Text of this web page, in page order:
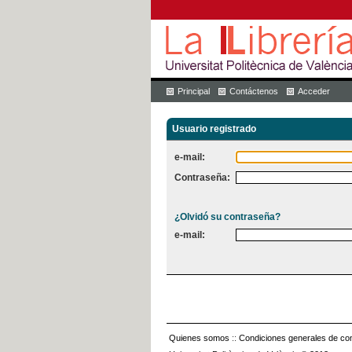
Principal Contáctenos Acceder
Usuario registrado
e-mail:
Contraseña:
¿Olvidó su contraseña?
e-mail:
Quienes somos :: Condiciones generales de